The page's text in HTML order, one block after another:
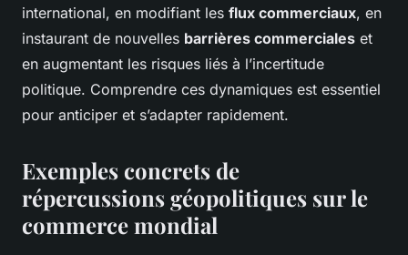
international, en modifiant les flux commerciaux, en
instaurant de nouvelles barrières commerciales et
en augmentant les risques liés à l’incertitude
politique. Comprendre ces dynamiques est essentiel
pour anticiper et s’adapter rapidement.
Exemples concrets de
répercussions géopolitiques sur le
commerce mondial